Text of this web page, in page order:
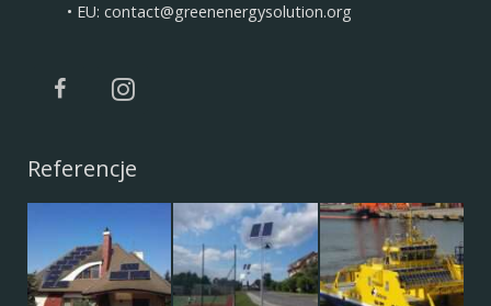
• EU: contact@greenenergysolution.org
Referencje